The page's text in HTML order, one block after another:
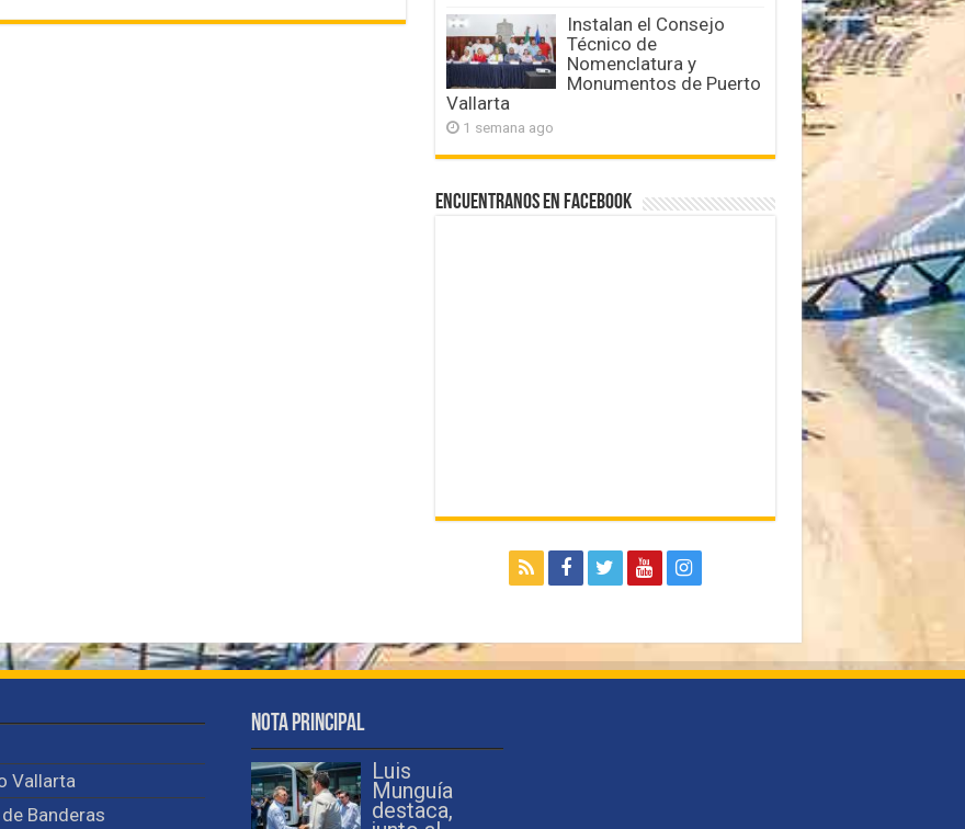
Instalan el Consejo
Técnico de
Nomenclatura y
Monumentos de Puerto
Vallarta
1 semana ago
Encuentranos en Facebook
Vallarta
Banderas
Nota Principal
Luis
Munguía
destaca,